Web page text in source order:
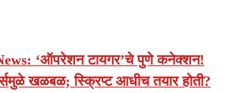
‘ऑपरेशन टायगर’चे पुणे कनेक्शन!
खळबळ; स्क्रिप्ट आधीच तयार होती?